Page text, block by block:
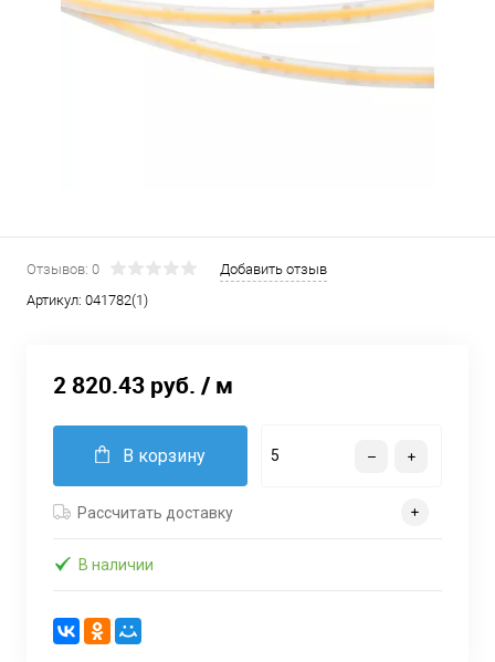
Отзывов: 0
Добавить отзыв
Артикул: 041782(1)
2 820.43 руб. / м
В корзину
Рассчитать доставку
В наличии